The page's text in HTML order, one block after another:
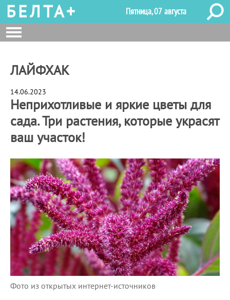
БЕЛТА+ Пятница, 07 августа
ЛАЙФХАК
14.06.2023
Неприхотливые и яркие цветы для
сада. Три растения, которые украсят
ваш участок!
Фото из открытых интернет-источников